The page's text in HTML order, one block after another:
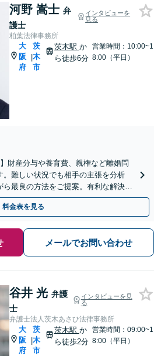
河野 嵩士 弁
護士
インタビューを
見る
柏葉法律事務所
大
阪
府
|
茨
木
市
茨木駅 か
ら徒歩6分
営業時間：10:00~1
8:00（平日）
財産分与や養育費、親権など離婚問
難しい状況でも相手の主張を分析
ら最良の方法をご提案。有利な解決を
祝対応可】【子連れ相談可】
料金表を見る
メールでお問い合わせ
谷井 光 弁護
士
インタビューを見
る
弁護士法人茨木あさひ法律事務所
大
阪
府
|
茨
木
市
茨木駅 か
ら徒歩2分
営業時間：09:00~1
8:00（平日）